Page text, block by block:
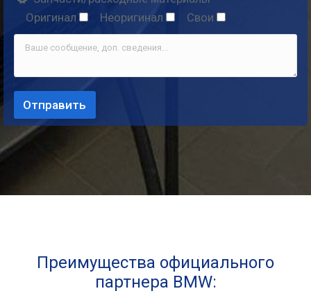
Ори­ги­нал
Неори­ги­нал Свои
Преимущества официального
партнера BMW: